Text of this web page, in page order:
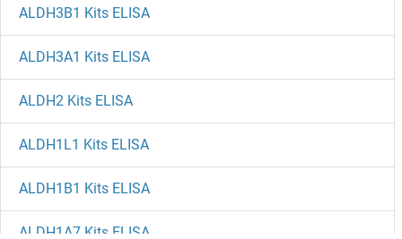
ALDH3B1 Kits ELISA
ALDH3A1 Kits ELISA
ALDH2 Kits ELISA
ALDH1L1 Kits ELISA
ALDH1B1 Kits ELISA
ALDH1A7 Kits ELISA